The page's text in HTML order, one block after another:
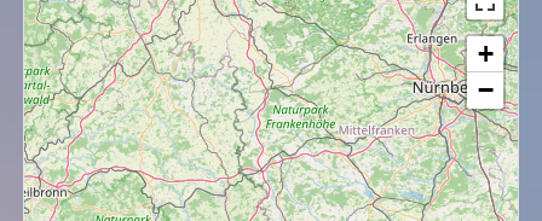
+
−